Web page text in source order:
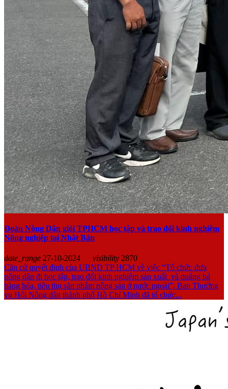
Đoàn Nông Dân giỏi TPHCM học tập và trao đổi kinh nghiệm
Nông nghiệp tại Nhật Bản
date_range 27-10-2024 visibility 2870
Căn cứ quyết định của UBND TP HCM về việc “Tổ chức đưa
nông dân đi học tập, trao đổi kinh nghiệm sản xuất và quảng bá
hàng hóa, tiêu thụ sản phẩm nông sản ở nước ngoài”, Ban Thường
vụ Hội Nông dân thành phố Hồ Chí Minh đã tổ chức...